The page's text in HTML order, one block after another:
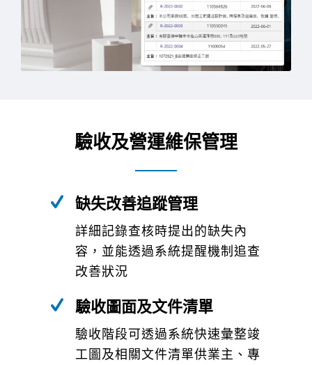
驗收及營運維保管理
缺失改善追蹤管理
詳細記錄查核時提出的缺失內
容，並能透過系統提醒機制追查
改善狀況
驗收圖面及文件清單
驗收階段可透過系統快速彙整竣
工圖及相關文件清單供業主、專